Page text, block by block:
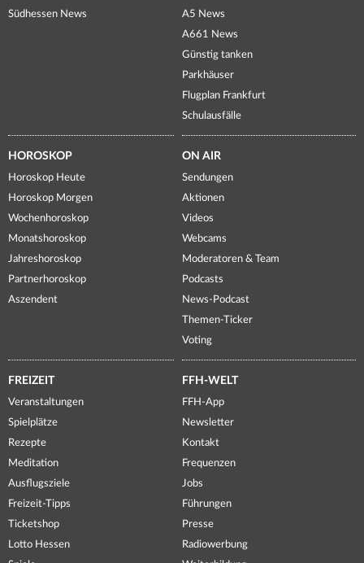
Südhessen News
A5 News
A661 News
Günstig tanken
Parkhäuser
Flugplan Frankfurt
Schulausfälle
HOROSKOP
Horoskop Heute
Horoskop Morgen
Wochenhoroskop
Monatshoroskop
Jahreshoroskop
Partnerhoroskop
Aszendent
ON AIR
Sendungen
Aktionen
Videos
Webcams
Moderatoren & Team
Podcasts
News-Podcast
Themen-Ticker
Voting
FREIZEIT
Veranstaltungen
Spielplätze
Rezepte
Meditation
Ausflugsziele
Freizeit-Tipps
Ticketshop
Lotto Hessen
FFH-WELT
FFH-App
Newsletter
Kontakt
Frequenzen
Jobs
Führungen
Presse
Radiowerbung